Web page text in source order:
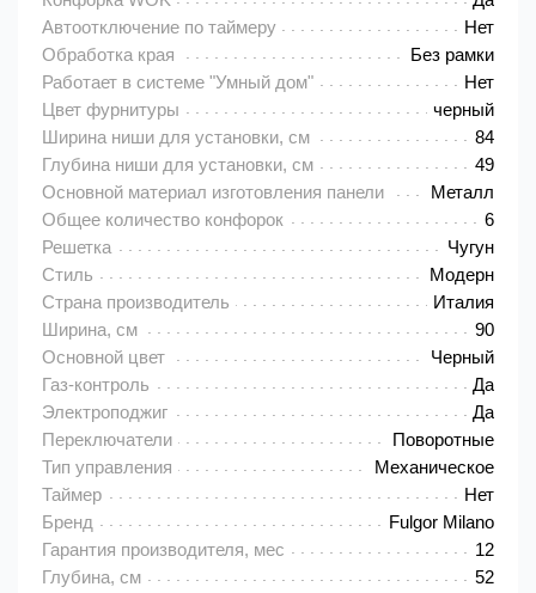
Автоотключение по таймеру
Нет
Обработка края
Без рамки
Работает в системе "Умный дом"
Нет
Цвет фурнитуры
черный
Ширина ниши для установки, см
84
Глубина ниши для установки, см
49
Основной материал изготовления панели
Металл
Общее количество конфорок
6
Решетка
Чугун
Стиль
Модерн
Страна производитель
Италия
Ширина, см
90
Основной цвет
Черный
Газ-контроль
Да
Электроподжиг
Да
Переключатели
Поворотные
Тип управления
Механическое
Таймер
Нет
Бренд
Fulgor Milano
Гарантия производителя, мес
12
Глубина, см
52